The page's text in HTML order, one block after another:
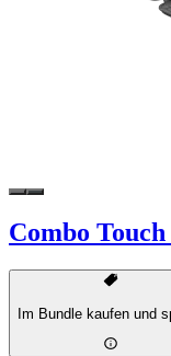
Combo
Im Bundle kaufen und